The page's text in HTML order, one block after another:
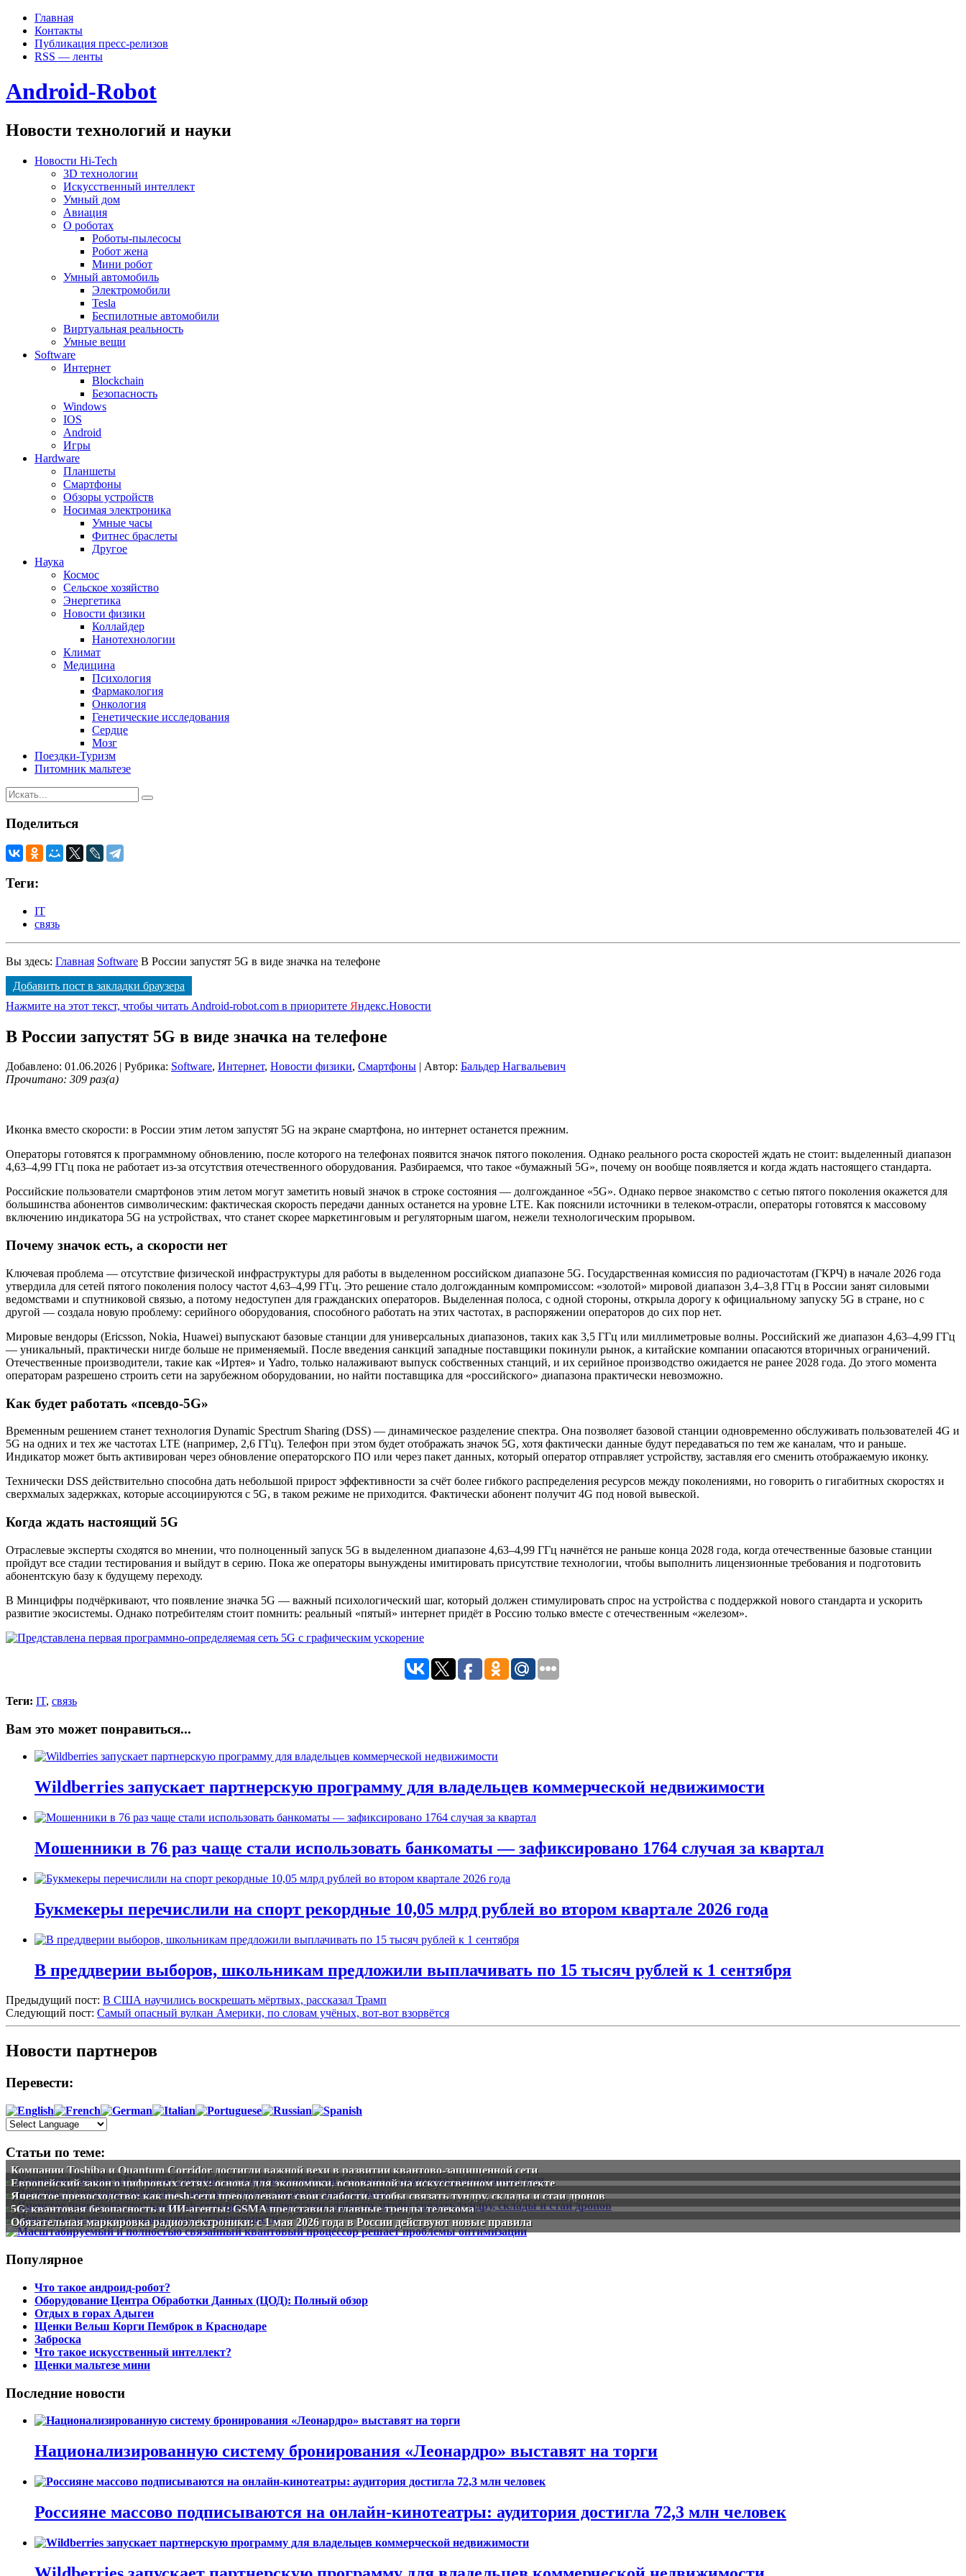
Главная
Контакты
Публикация пресс-релизов
RSS — ленты
Android-Robot
Новости технологий и науки
Новости Hi-Tech
3D технологии
Искусственный интеллект
Умный дом
Авиация
О роботах
Роботы-пылесосы
Робот жена
Мини робот
Умный автомобиль
Электромобили
Tesla
Беспилотные автомобили
Виртуальная реальность
Умные вещи
Software
Интернет
Blockchain
Безопасность
Windows
IOS
Android
Игры
Hardware
Планшеты
Смартфоны
Обзоры устройств
Носимая электроника
Умные часы
Фитнес браслеты
Другое
Наука
Космос
Сельское хозяйство
Энергетика
Новости физики
Коллайдер
Нанотехнологии
Климат
Медицина
Психология
Фармакология
Онкология
Генетические исследования
Сердце
Мозг
Поездки-Туризм
Питомник мальтезе
Поделиться
Теги:
IT
связь
Вы здесь: Главная Software В России запустят 5G в виде значка на телефоне
Добавить пост в закладки браузера
Нажмите на этот текст, чтобы читать Android-robot.com в приоритете Яндекс.Новости
В России запустят 5G в виде значка на телефоне
Добавлено: 01.06.2026 | Рубрика: Software, Интернет, Новости физики, Смартфоны | Автор: Бальдер Нагвальевич
Прочитано: 309 раз(а)
Иконка вместо скорости: в России этим летом запустят 5G на экране смартфона, но интернет останется прежним.
Операторы готовятся к программному обновлению, после которого на телефонах появится значок пятого поколения. Однако реального роста скоростей ждать не стоит: выделенный диапазон
4,63–4,99 ГГц пока не работает из-за отсутствия отечественного оборудования. Разбираемся, что такое «бумажный 5G», почему он вообще появляется и когда ждать настоящего стандарта.
Российские пользователи смартфонов этим летом могут заметить новый значок в строке состояния — долгожданное «5G». Однако первое знакомство с сетью пятого поколения окажется для
большинства абонентов символическим: фактическая скорость передачи данных останется на уровне LTE. Как пояснили источники в телеком-отрасли, операторы готовятся к массовому
включению индикатора 5G на устройствах, что станет скорее маркетинговым и регуляторным шагом, нежели технологическим прорывом.
Почему значок есть, а скорости нет
Ключевая проблема — отсутствие физической инфраструктуры для работы в выделенном российском диапазоне 5G. Государственная комиссия по радиочастотам (ГКРЧ) в начале 2026 года
утвердила для сетей пятого поколения полосу частот 4,63–4,99 ГГц. Это решение стало долгожданным компромиссом: «золотой» мировой диапазон 3,4–3,8 ГГц в России занят силовыми
ведомствами и спутниковой связью, а потому недоступен для гражданских операторов. Выделенная полоса, с одной стороны, открыла дорогу к официальному запуску 5G в стране, но с
другой — создала новую проблему: серийного оборудования, способного работать на этих частотах, в распоряжении операторов до сих пор нет.
Мировые вендоры (Ericsson, Nokia, Huawei) выпускают базовые станции для универсальных диапазонов, таких как 3,5 ГГц или миллиметровые волны. Российский же диапазон 4,63–4,99 ГГц
— уникальный, практически нигде больше не применяемый. После введения санкций западные поставщики покинули рынок, а китайские компании опасаются вторичных ограничений.
Отечественные производители, такие как «Иртея» и Yadro, только налаживают выпуск собственных станций, и их серийное производство ожидается не ранее 2028 года. До этого момента
операторам разрешено строить сети на зарубежном оборудовании, но найти поставщика для «российского» диапазона практически невозможно.
Как будет работать «псевдо-5G»
Временным решением станет технология Dynamic Spectrum Sharing (DSS) — динамическое разделение спектра. Она позволяет базовой станции одновременно обслуживать пользователей 4G и
5G на одних и тех же частотах LTE (например, 2,6 ГГц). Телефон при этом будет отображать значок 5G, хотя фактически данные будут передаваться по тем же каналам, что и раньше.
Индикатор может быть активирован через обновление операторского ПО или через пакет данных, который оператор отправляет устройству, заставляя его сменить отображаемую иконку.
Технически DSS действительно способна дать небольшой прирост эффективности за счёт более гибкого распределения ресурсов между поколениями, но говорить о гигабитных скоростях и
сверхмалых задержках, которые ассоциируются с 5G, в таком режиме не приходится. Фактически абонент получит 4G под новой вывеской.
Когда ждать настоящий 5G
Отраслевые эксперты сходятся во мнении, что полноценный запуск 5G в выделенном диапазоне 4,63–4,99 ГГц начнётся не раньше конца 2028 года, когда отечественные базовые станции
пройдут все стадии тестирования и выйдут в серию. Пока же операторы вынуждены имитировать присутствие технологии, чтобы выполнить лицензионные требования и подготовить
абонентскую базу к будущему переходу.
В Минцифры подчёркивают, что появление значка 5G — важный психологический шаг, который должен стимулировать спрос на устройства с поддержкой нового стандарта и ускорить
развитие экосистемы. Однако потребителям стоит помнить: реальный «пятый» интернет придёт в Россию только вместе с отечественным «железом».
Теги: IT, связь
Вам это может понравиться...
Wildberries запускает партнерскую программу для владельцев коммерческой недвижимости
Мошенники в 76 раз чаще стали использовать банкоматы — зафиксировано 1764 случая за квартал
Букмекеры перечислили на спорт рекордные 10,05 млрд рублей во втором квартале 2026 года
В преддверии выборов, школьникам предложили выплачивать по 15 тысяч рублей к 1 сентября
Предыдущий пост: В США научились воскрешать мёртвых, рассказал Трамп
Следующий пост: Самый опасный вулкан Америки, по словам учёных, вот-вот взорвётся
Новости партнеров
Перевести:
Статьи по теме:
Компании Toshiba и Quantum Corridor достигли важной вехи в развитии квантово-защищенной сети
Европейский закон о цифровых сетях: основа для экономики, основанной на искусственном интеллекте
Ячеистое превосходство: как mesh-сети преодолевают свои слабости, чтобы связать тундру, склады и стаи дронов
5G, квантовая безопасность и ИИ-агенты: GSMA представила главные тренды телекома
Обязательная маркировка радиоэлектроники: с 1 мая 2026 года в России действуют новые правила
Популярное
Что такое андроид-робот?
Оборудование Центра Обработки Данных (ЦОД): Полный обзор
Отдых в горах Адыгеи
Щенки Вельш Корги Пемброк в Краснодаре
Заброска
Что такое искусственный интеллект?
Щенки мальтезе мини
Последние новости
Национализированную систему бронирования «Леонардро» выставят на торги
Россияне массово подписываются на онлайн-кинотеатры: аудитория достигла 72,3 млн человек